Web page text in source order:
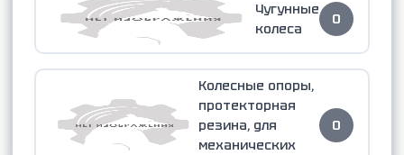
Чугунные
колеса
0
Колесные опоры,
протекторная
резина, для
механических
0